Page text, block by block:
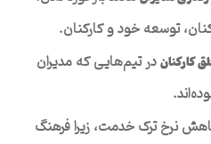
توسعه خود و کارکنان.
کارکناندر تیم‌هایی که مدیران
نرخ ترک خدمت، زیرا فرهنگ